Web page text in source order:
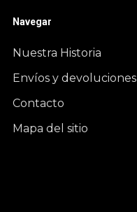
Navegar
Nuestra Historia
Envíos y devoluciones
Contacto
Mapa del sitio